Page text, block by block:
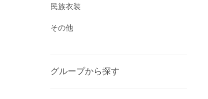
民族衣装
その他
グループから探す